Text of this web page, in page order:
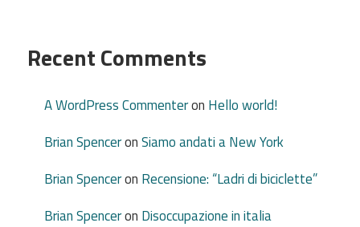
Recent Comments
A WordPress Commenteron Hello world!
Brian SpenceronSiamo andati a New York
Brian Spenceron Recensione: “Ladri di biciclette”
Brian Spenceron Disoccupazione in italia